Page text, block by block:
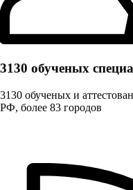
3130 обученых
3130 обученых и
РФ, более 83 городов